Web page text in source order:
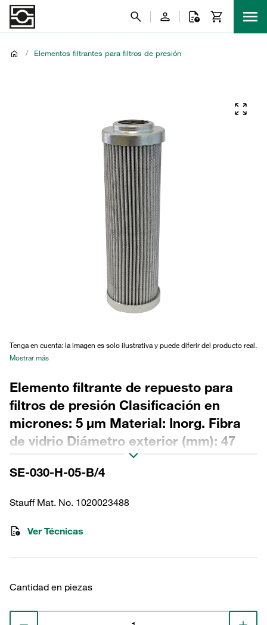
/ Elementos filtrantes para filtros de presión
Tenga en cuenta: la imagen es solo ilustrativa y puede diferir del producto real.
Mostrar más
Elemento filtrante de repuesto para
filtros de presión Clasificación en
micrones: 5 µm Material: Inorg. Fibra
de vidrio Diámetro exterior (mm): 47
Diámetro interior (mm): 22,2 Longitud
(mm): 153 Sellado: NBR, relación β
SE-030-H-05-B/4
Stauff Mat. No. 1020023488
Ver Técnicas
Cantidad en piezas